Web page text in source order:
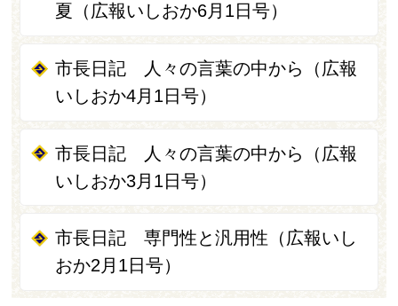
夏（広報いしおか6月1日号）
市長日記 人々の言葉の中から（広報
いしおか4月1日号）
市長日記 人々の言葉の中から（広報
いしおか3月1日号）
市長日記 専門性と汎用性（広報いし
おか2月1日号）